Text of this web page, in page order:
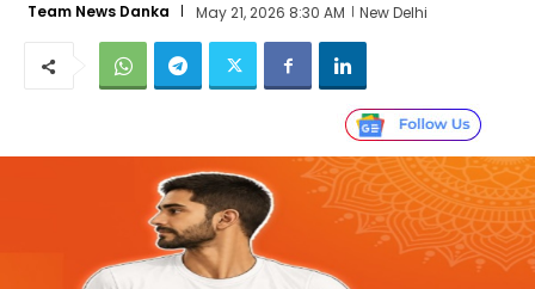
Team News Danka May 21, 2026 8:30 AM New Delhi